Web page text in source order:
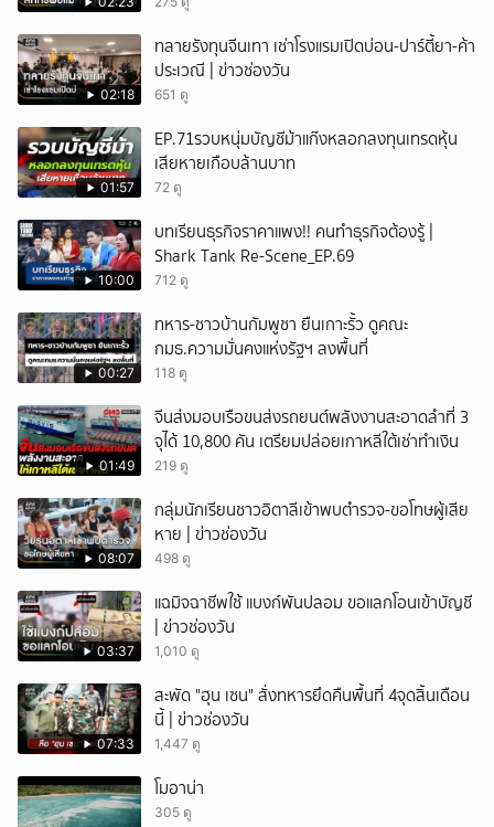
02:18
ทลายรังทุนจีนเทา เช่าโรงแรมเปิดบ่อน-ปาร์ตี้ยา-ค้า
ประเวณี | ข่าวช่องวัน
651 ดู
01:57
EP.71รวบหนุ่มบัญชีม้าแก๊งหลอกลงทุนเทรดหุ้น
เสียหายเกือบล้านบาท
72 ดู
10:00
บทเรียนธุรกิจราคาแพง!! คนทำธุรกิจต้องรู้ |
Shark Tank Re-Scene_EP.69
712 ดู
00:27
ทหาร-ชาวบ้านกัมพูชา ยืนเกาะรั้ว ดูคณะ
กมธ.ความมั่นคงแห่งรัฐฯ ลงพื้นที่
118 ดู
01:49
จีนส่งมอบเรือขนส่งรถยนต์พลังงานสะอาดลำที่ 3
จุได้ 10,800 คัน เตรียมปล่อยเกาหลีใต้เช่าทำเงิน
219 ดู
08:07
กลุ่มนักเรียนชาวอิตาลีเข้าพบตำรวจ-ขอโทษผู้เสีย
หาย | ข่าวช่องวัน
498 ดู
03:37
แฉมิจฉาชีพใช้ แบงก์พันปลอม ขอแลกโอนเข้าบัญชี
| ข่าวช่องวัน
1,010 ดู
07:33
สะพัด "ฮุน เซน" สั่งทหารยึดคืนพื้นที่ 4จุดสิ้นเดือน
นี้ | ข่าวช่องวัน
1,447 ดู
โมอาน่า
305 ดู